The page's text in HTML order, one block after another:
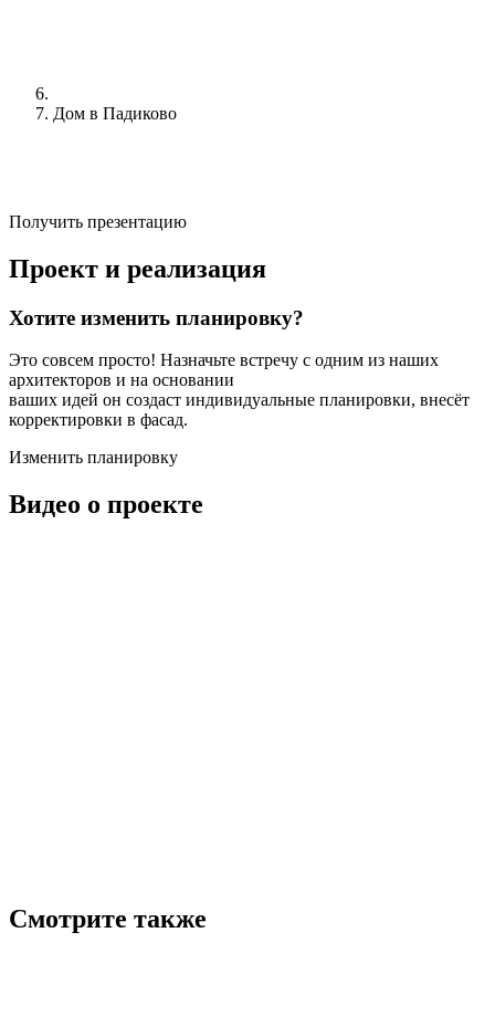
Дом в Падиково
Получить презентацию
Проект и реализация
Хотите изменить планировку?
Это совсем просто! Назначьте встречу с одним из наших
архитекторов и на основании
ваших идей он создаст индивидуальные планировки, внесёт
корректировки в фасад.
Изменить планировку
Видео о проекте
Смотрите также